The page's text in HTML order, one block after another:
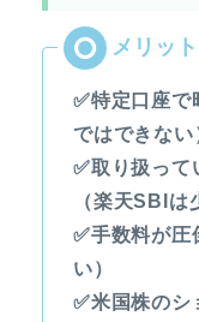
✅特定口座で
ではできない
✅取り扱って
（楽天SBIは
✅手数料が
い）
✅米国株の